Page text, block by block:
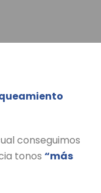
conseguimos
tonos “más